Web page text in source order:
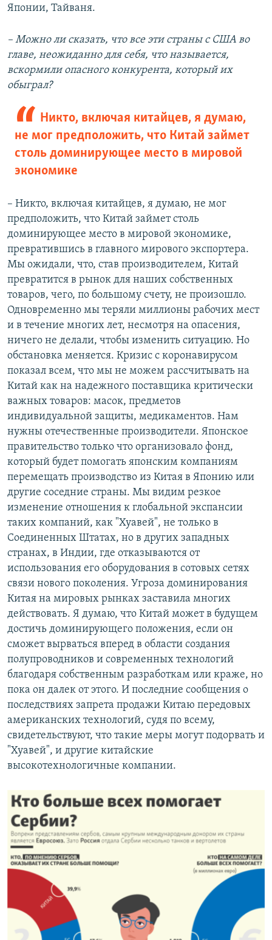
Японии, Тайваня.
– Можно ли сказать, что все эти страны с США во
главе, неожиданно для себя, что называется,
вскормили опасного конкурента, который их
обыграл?
Никто, включая китайцев, я думаю,
не мог предположить, что Китай займет
столь доминирующее место в мировой
экономике
– Никто, включая китайцев, я думаю, не мог
предположить, что Китай займет столь
доминирующее место в мировой экономике,
превратившись в главного мирового экспортера.
Мы ожидали, что, став производителем, Китай
превратится в рынок для наших собственных
товаров, чего, по большому счету, не произошло.
Одновременно мы теряли миллионы рабочих мест
и в течение многих лет, несмотря на опасения,
ничего не делали, чтобы изменить ситуацию. Но
обстановка меняется. Кризис с коронавирусом
показал всем, что мы не можем рассчитывать на
Китай как на надежного поставщика критически
важных товаров: масок, предметов
индивидуальной защиты, медикаментов. Нам
нужны отечественные производители. Японское
правительство только что организовало фонд,
который будет помогать японским компаниям
перемещать производство из Китая в Японию или
другие соседние страны. Мы видим резкое
изменение отношения к глобальной экспансии
таких компаний, как "Хуавей", не только в
Соединенных Штатах, но в других западных
странах, в Индии, где отказываются от
использования его оборудования в сотовых сетях
связи нового поколения. Угроза доминирования
Китая на мировых рынках заставила многих
действовать. Я думаю, что Китай может в будущем
достичь доминирующего положения, если он
сможет вырваться вперед в области создания
полупроводников и современных технологий
благодаря собственным разработкам или краже, но
пока он далек от этого. И последние сообщения о
последствиях запрета продажи Китаю передовых
американских технологий, судя по всему,
свидетельствуют, что такие меры могут подорвать и
"Хуавей", и другие китайские
высокотехнологичные компании.